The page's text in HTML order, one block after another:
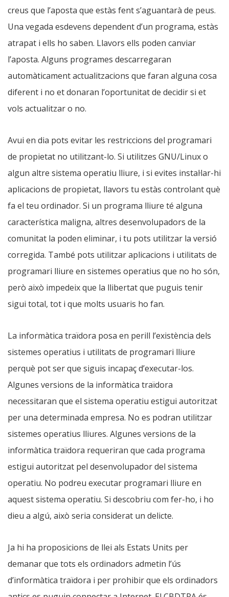
creus que l’aposta que estàs fent s’aguantarà de peus.
Una vegada esdevens dependent d’un programa, estàs
atrapat i ells ho saben. Llavors ells poden canviar
l’aposta. Alguns programes descarregaran
automàticament actualitzacions que faran alguna cosa
diferent i no et donaran l’oportunitat de decidir si et
vols actualitzar o no.
Avui en dia pots evitar les restriccions del programari
de propietat no utilitzant-lo. Si utilitzes GNU/Linux o
algun altre sistema operatiu lliure, i si evites instal·lar-hi
aplicacions de propietat, llavors tu estàs controlant què
fa el teu ordinador. Si un programa lliure té alguna
característica maligna, altres desenvolupadors de la
comunitat la poden eliminar, i tu pots utilitzar la versió
corregida. També pots utilitzar aplicacions i utilitats de
programari lliure en sistemes operatius que no ho són,
però això impedeix que la llibertat que puguis tenir
sigui total, tot i que molts usuaris ho fan.
La informàtica traïdora posa en perill l’existència dels
sistemes operatius i utilitats de programari lliure
perquè pot ser que siguis incapaç d’executar-los.
Algunes versions de la informàtica traïdora
necessitaran que el sistema operatiu estigui autoritzat
per una determinada empresa. No es podran utilitzar
sistemes operatius lliures. Algunes versions de la
informàtica traïdora requeriran que cada programa
estigui autoritzat pel desenvolupador del sistema
operatiu. No podreu executar programari lliure en
aquest sistema operatiu. Si descobriu com fer-ho, i ho
dieu a algú, això seria considerat un delicte.
Ja hi ha proposicions de llei als Estats Units per
demanar que tots els ordinadors admetin l’ús
d’informàtica traïdora i per prohibir que els ordinadors